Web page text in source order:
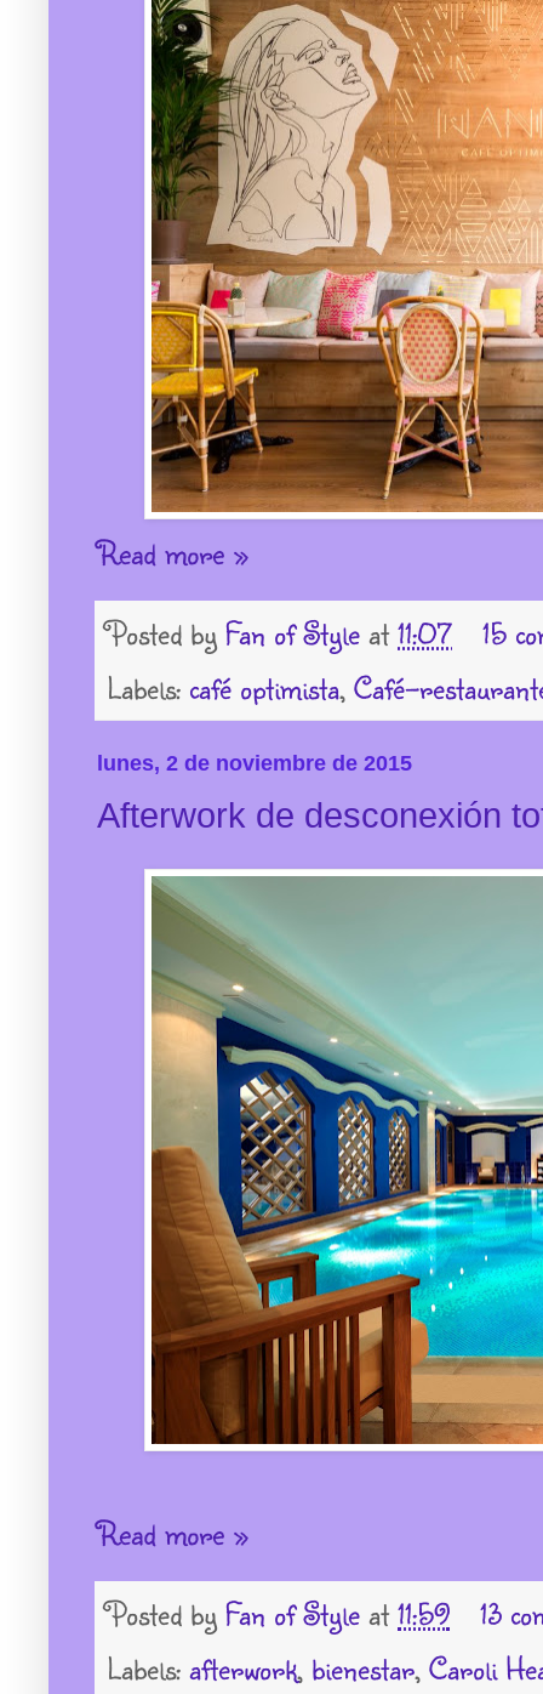
Read more »
Posted by Fan of Style at 11:07
15
Labels: café optimista, Café-
lunes, 2 de noviembre de 2015
Afterwork de desconexión
Read more »
Posted by Fan of Style at 11:59
13
Labels: afterwork, bienestar, Caroli